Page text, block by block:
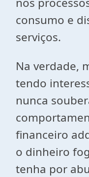
consumo e
serviços.
Na verdade,
tendo
nunca
financeiro
o dinheiro
tenha por